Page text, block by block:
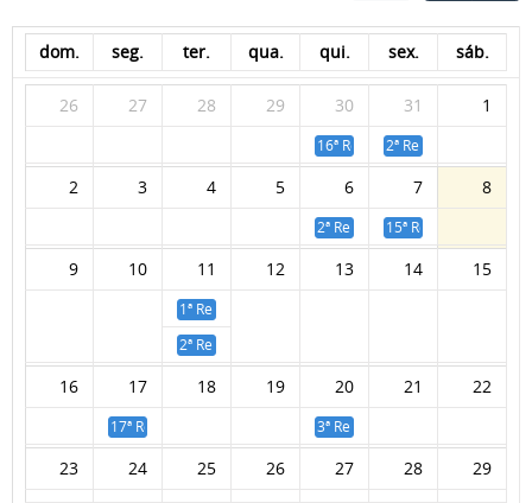
dom. seg. ter. qua. qui. sex. sáb.
26 27 28 29 30 31 1
16ª Reunião da Câmara
2ª Reunião
2 3 4 5 6 7 8
2ª Reunião do GT Resíduos -
15ª Reunião
9 10 11 12 13 14 15
1ª Reunião do GT de Gestão de Resíduos
2ª Reunião do GT AR- Mar II
16 17 18 19 20 21 22
17ª Reunião da Câmara Técnica de Assuntos Jurídicos
3ª Reunião do GT Resíduos -
23 24 25 26 27 28 29